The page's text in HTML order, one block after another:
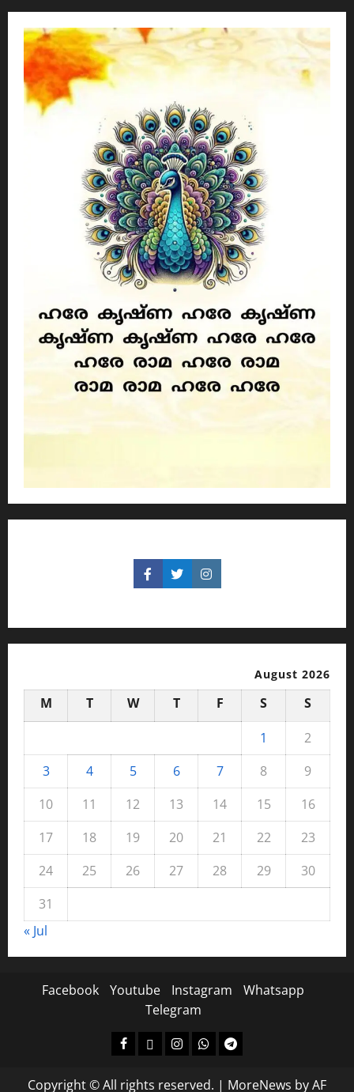
August 2026
M T W T F S
S
1
2
3
4 5 6 7 8
9
10
11 12 13 14 15
16
17
18 19 20 21 22
23
24
25 26 27 28 29
30
31
« Jul
Facebook Youtube Instagram
Whatsapp
Telegram
Copyright © All rights reserved. | MoreNews by AF